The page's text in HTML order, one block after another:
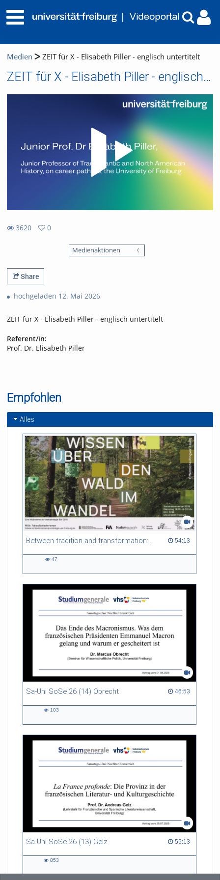
Medien ZEIT für X - Elisabeth Piller - englisch untertitelt
ZEIT für X - Elisabeth Piller - englisch untertitelt
3620
0
Medienaktionen
Share
hochgeladen 12. Mai 2026
ZEIT für X - Elisabeth Piller - englisch untertitelt
Referent/in:
Prof. Dr. Elisabeth Piller
Empfohlen
Alles
Between tradition and transformation: how owners, advisers and institutions co-create knowledge for resilient forests in Europe 54:13
54:13 duration
47
Sa-Uni SoSe 26 (14) Obrecht 46:53
46:53 duration
103
Sa-Uni SoSe 26 (13) Gelz 55:13
55:13 duration
853